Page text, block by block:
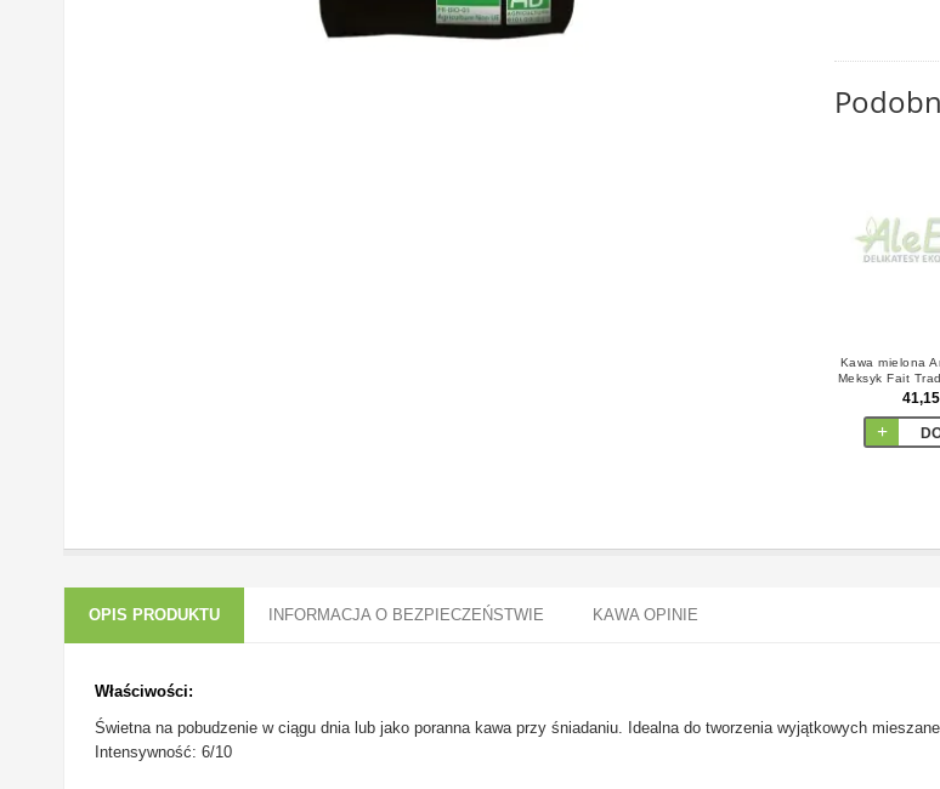
Kawa mielona
Meksyk Fait
Tera
41,15
OPIS PRODUKTU INFORMACJA O BEZPIECZEŃSTWIE KAWA OPINIE
Właściwości:
Świetna na pobudzenie w ciągu dnia lub jako poranna kawa przy śniadaniu. Idealna do tworzenia wyjątkowych
Intensywność: 6/10